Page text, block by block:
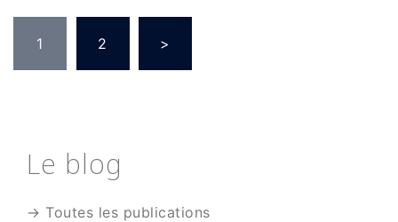
Pagination
des
publications
1 2 >
Le blog
→ Toutes les publications